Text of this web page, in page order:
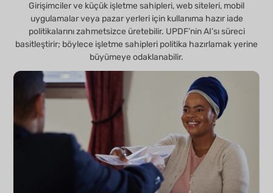
Girişimciler ve küçük işletme sahipleri, web siteleri, mobil
uygulamalar veya pazar yerleri için kullanıma hazır iade
politikalarını zahmetsizce üretebilir. UPDF’nin AI’sı süreci
basitleştirir; böylece işletme sahipleri politika hazırlamak yerine
büyümeye odaklanabilir.